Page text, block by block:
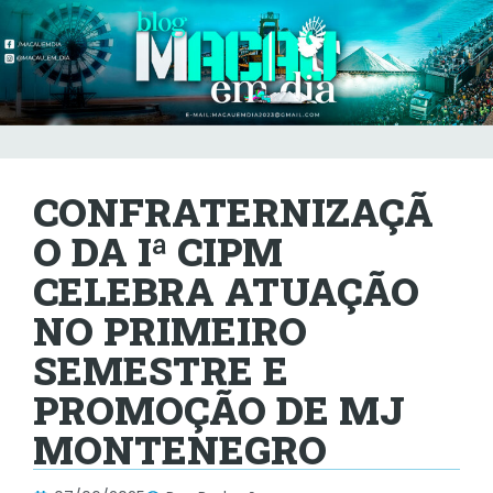
CONFRATERNIZAÇÃ
O DA Iª CIPM
CELEBRA ATUAÇÃO
NO PRIMEIRO
SEMESTRE E
PROMOÇÃO DE MJ
MONTENEGRO